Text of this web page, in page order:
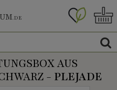
.DE
AUS
- PLEJADE